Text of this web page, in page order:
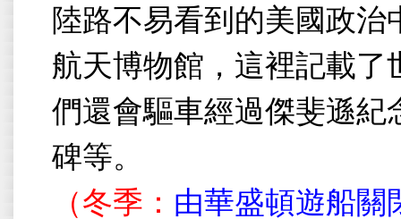
陸路不易看到的美國政
航天博物館，這裡記載
們還會驅車經過傑斐遜紀
碑等。
（冬季： 由華盛頓遊船關